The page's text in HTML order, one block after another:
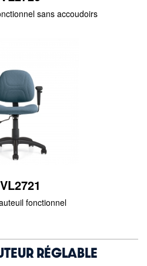
sans accoudoirs
fonctionnel
RÉGLABLE